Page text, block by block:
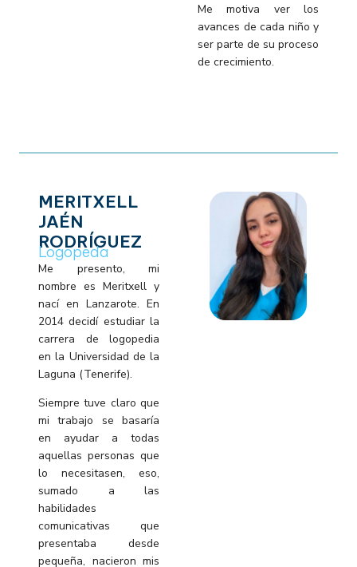
Me motiva ver los
avances de cada niño y
ser parte de su proceso
de crecimiento.
MERITXELL
JAÉN
RODRÍGUEZ
Logopeda
Me presento, mi
nombre es Meritxell y
nací en Lanzarote. En
2014 decidí estudiar la
carrera de logopedia
en la Universidad de la
Laguna (Tenerife).
Siempre tuve claro que
mi trabajo se basaría
en ayudar a todas
aquellas personas que
lo necesitasen, eso,
sumado a las
habilidades
comunicativas que
presentaba desde
pequeña, nacieron mis